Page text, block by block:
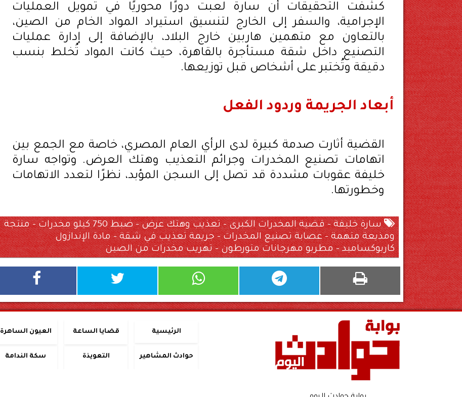
كشفت التحقيقات أن سارة لعبت دورًا محوريًا في تمويل العمليات
الإجرامية، والسفر إلى الخارج لتنسيق استيراد المواد الخام من الصين،
بالتعاون مع متهمين هاربين خارج البلاد، بالإضافة إلى إدارة عمليات
التصنيع داخل شقة مستأجرة بالقاهرة، حيث كانت المواد تُخلط بنسب
دقيقة وتُختبر على أشخاص قبل توزيعها.
أبعاد الجريمة وردود الفعل
القضية أثارت صدمة كبيرة لدى الرأي العام المصري، خاصة مع الجمع بين
اتهامات تصنيع المخدرات وجرائم التعذيب وهتك العرض. وتواجه سارة
خليفة عقوبات مشددة قد تصل إلى السجن المؤبد، نظرًا لتعدد الاتهامات
وخطورتها.
سارة خليفة – قضية المخدرات الكبرى – تعذيب وهتك عرض – ضبط 750 كيلو مخدرات – منتجة
ومذيعة متهمة – عصابة تصنيع المخدرات – جريمة تعذيب في شقة – مادة الإندازول
كاربوكساميد – مطربو مهرجانات متورطون – تهريب مخدرات من الصين
الرئيسية قضايا الساعة العيون الساهرة
حوادث المشاهير التعويذة سكة الندامة